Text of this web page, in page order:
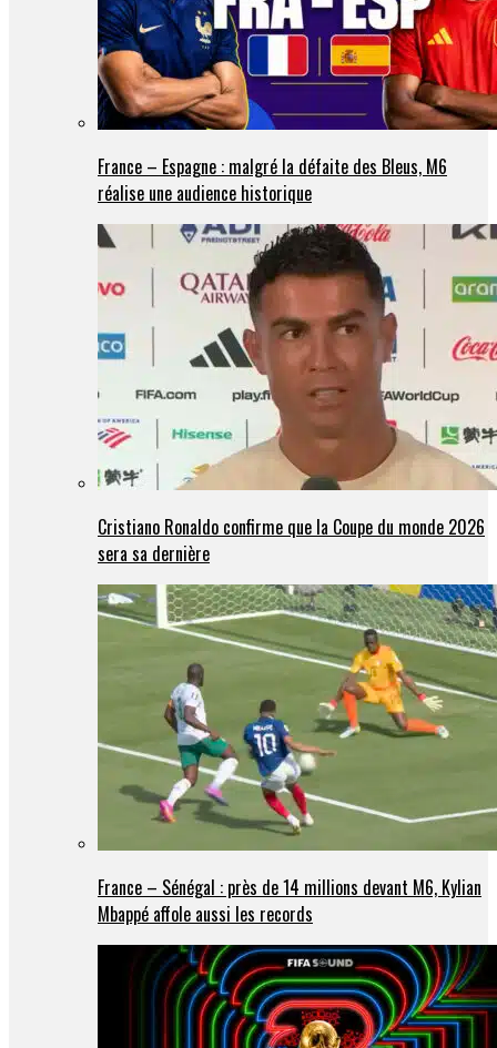
France – Espagne : malgré la défaite des Bleus, M6
réalise une audience historique
Cristiano Ronaldo confirme que la Coupe du monde 2026
sera sa dernière
France – Sénégal : près de 14 millions devant M6, Kylian
Mbappé affole aussi les records